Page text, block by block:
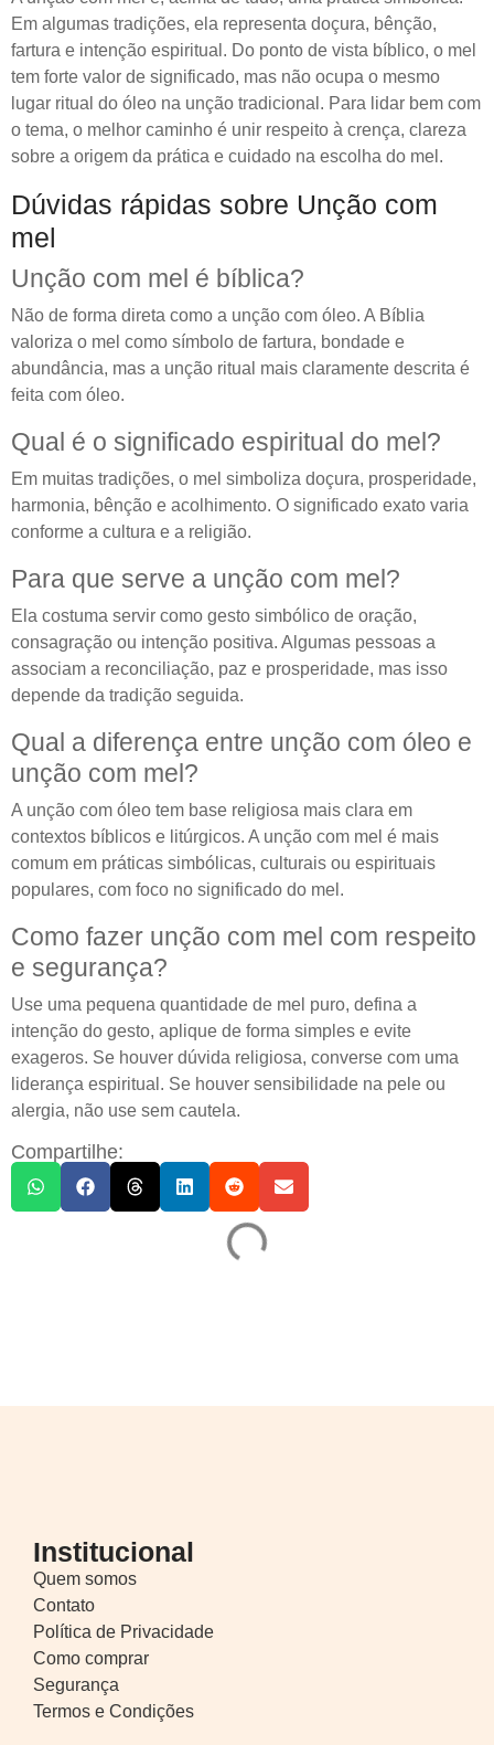
Em algumas tradições, ela representa doçura, bênção,
fartura e intenção espiritual. Do ponto de vista bíblico, o mel
tem forte valor de significado, mas não ocupa o mesmo
lugar ritual do óleo na unção tradicional. Para lidar bem com
o tema, o melhor caminho é unir respeito à crença, clareza
sobre a origem da prática e cuidado na escolha do mel.
Dúvidas rápidas sobre Unção com
mel
Unção com mel é bíblica?
Não de forma direta como a unção com óleo. A Bíblia
valoriza o mel como símbolo de fartura, bondade e
abundância, mas a unção ritual mais claramente descrita é
feita com óleo.
Qual é o significado espiritual do mel?
Em muitas tradições, o mel simboliza doçura, prosperidade,
harmonia, bênção e acolhimento. O significado exato varia
conforme a cultura e a religião.
Para que serve a unção com mel?
Ela costuma servir como gesto simbólico de oração,
consagração ou intenção positiva. Algumas pessoas a
associam a reconciliação, paz e prosperidade, mas isso
depende da tradição seguida.
Qual a diferença entre unção com óleo e
unção com mel?
A unção com óleo tem base religiosa mais clara em
contextos bíblicos e litúrgicos. A unção com mel é mais
comum em práticas simbólicas, culturais ou espirituais
populares, com foco no significado do mel.
Como fazer unção com mel com respeito
e segurança?
Use uma pequena quantidade de mel puro, defina a
intenção do gesto, aplique de forma simples e evite
exageros. Se houver dúvida religiosa, converse com uma
liderança espiritual. Se houver sensibilidade na pele ou
alergia, não use sem cautela.
Compartilhe:
Institucional
Quem somos
Contato
Política de Privacidade
Como comprar
Segurança
Termos e Condições